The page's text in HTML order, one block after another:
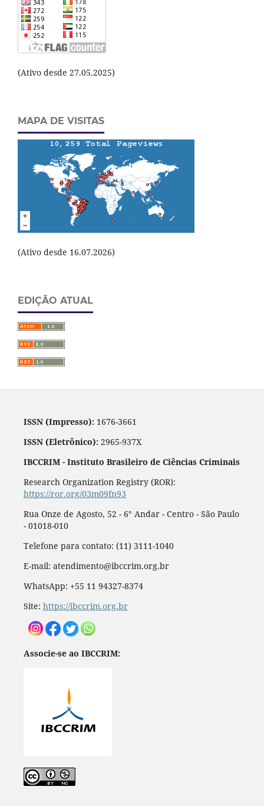
(Ativo desde 27.05.2025)
MAPA DE VISITAS
(Ativo desde 16.07.2026)
EDIÇÃO ATUAL
ISSN (Impresso):1676-3661
ISSN (Eletrônico):2965-937X
IBCCRIM - Instituto Brasileiro de Ciências Criminais
Research Organization Registry (ROR):
https://ror.org/03m09fn93
Rua Onze de Agosto, 52 - 6° Andar - Centro - São Paulo
- 01018-010
Telefone para contato: (11) 3111-1040
E-mail: atendimento@ibccrim.org.br
WhatsApp: +55 11 94327-8374
Site: https://ibccrim.org.br
Associe-se ao IBCCRIM: